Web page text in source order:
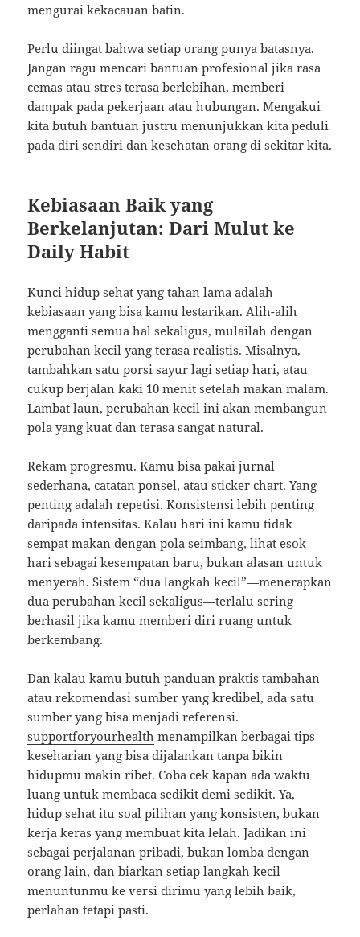
mengurai kekacauan batin.
Perlu diingat bahwa setiap orang punya batasnya.
Jangan ragu mencari bantuan profesional jika rasa
cemas atau stres terasa berlebihan, memberi
dampak pada pekerjaan atau hubungan. Mengakui
kita butuh bantuan justru menunjukkan kita peduli
pada diri sendiri dan kesehatan orang di sekitar kita.
Kebiasaan Baik yang
Berkelanjutan: Dari Mulut ke
Daily Habit
Kunci hidup sehat yang tahan lama adalah
kebiasaan yang bisa kamu lestarikan. Alih-alih
mengganti semua hal sekaligus, mulailah dengan
perubahan kecil yang terasa realistis. Misalnya,
tambahkan satu porsi sayur lagi setiap hari, atau
cukup berjalan kaki 10 menit setelah makan malam.
Lambat laun, perubahan kecil ini akan membangun
pola yang kuat dan terasa sangat natural.
Rekam progresmu. Kamu bisa pakai jurnal
sederhana, catatan ponsel, atau sticker chart. Yang
penting adalah repetisi. Konsistensi lebih penting
daripada intensitas. Kalau hari ini kamu tidak
sempat makan dengan pola seimbang, lihat esok
hari sebagai kesempatan baru, bukan alasan untuk
menyerah. Sistem “dua langkah kecil”—menerapkan
dua perubahan kecil sekaligus—terlalu sering
berhasil jika kamu memberi diri ruang untuk
berkembang.
Dan kalau kamu butuh panduan praktis tambahan
atau rekomendasi sumber yang kredibel, ada satu
sumber yang bisa menjadi referensi.
supportforyourhealth menampilkan berbagai tips
keseharian yang bisa dijalankan tanpa bikin
hidupmu makin ribet. Coba cek kapan ada waktu
luang untuk membaca sedikit demi sedikit. Ya,
hidup sehat itu soal pilihan yang konsisten, bukan
kerja keras yang membuat kita lelah. Jadikan ini
sebagai perjalanan pribadi, bukan lomba dengan
orang lain, dan biarkan setiap langkah kecil
menuntunmu ke versi dirimu yang lebih baik,
perlahan tetapi pasti.